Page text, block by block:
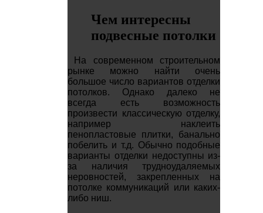
Чем интересны
подвесные потолки
На современном строительном
рынке можно найти очень
большое число вариантов отделки
потолков. Однако далеко не
всегда есть возможность
произвести классическую отделку,
например наклеить
пенопластовые плитки, банально
побелить и т.д. Обычно подобные
варианты отделки недоступны из-
за наличия трудноудаляемых
неровностей, закрепленных на
потолке коммуникаций или каких-
либо ниш.